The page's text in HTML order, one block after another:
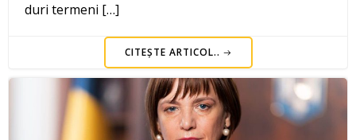
duri termeni […]
CITEȘTE ARTICOL..